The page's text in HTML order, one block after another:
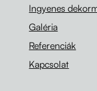
Ingyenes
Galéria
Referenciák
Kapcsolat